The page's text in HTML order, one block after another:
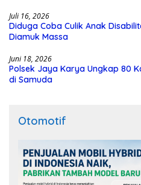
Juli 16, 2026
Diduga Coba Culik Anak
Diamuk Massa
Juni 18, 2026
Polsek Jaya Karya Ungkap 80
di Samuda
Otomotif